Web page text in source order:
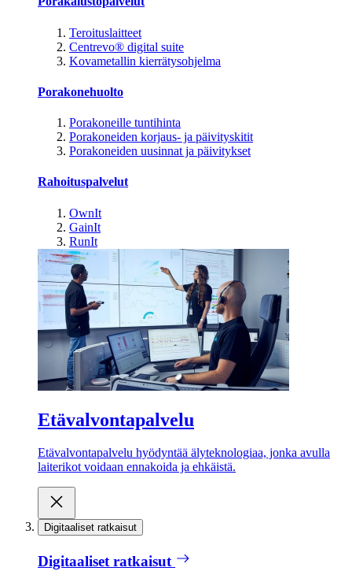
Teroituslaitteet
Centrevo® digital suite
Kovametallin kierrätysohjelma
Porakonehuolto
Porakoneille tuntihinta
Porakoneiden korjaus- ja päivityskitit
Porakoneiden uusinnat ja päivitykset
Rahoituspalvelut
OwnIt
GainIt
RunIt
Etävalvontapalvelu
Etävalvontapalvelu hyödyntää älyteknologiaa, jonka avulla
laiterikot voidaan ennakoida ja ehkäistä.
Digitaaliset ratkaisut
Digitaaliset ratkaisut